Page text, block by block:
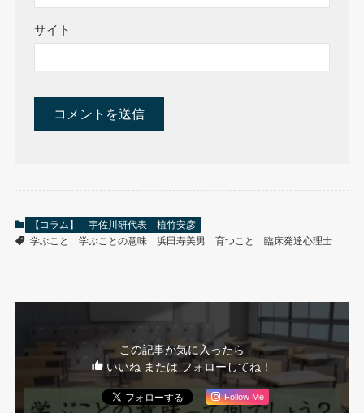
【コラム】
宇佐川研代表 植竹安彦
学ぶこと
学ぶことの意味 浜田寿美男 育つこと 臨床発達心理士
この記事が気に入ったら
いいね または フォローしてね！
Follow Me
サイト